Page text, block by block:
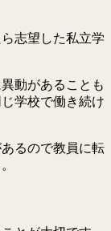
志望した私立学
動があることも
学校で働き続け
るので教員に転